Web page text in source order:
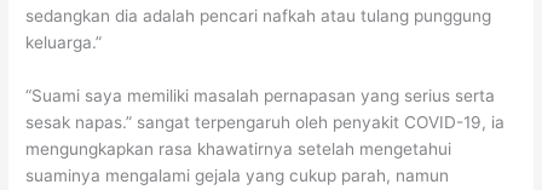
sedangkan dia adalah pencari nafkah atau tulang punggung
keluarga.”
“Suami saya memiliki masalah pernapasan yang serius serta
sesak napas.” sangat terpengaruh oleh penyakit COVID-19, ia
mengungkapkan rasa khawatirnya setelah mengetahui
suaminya mengalami gejala yang cukup parah, namun